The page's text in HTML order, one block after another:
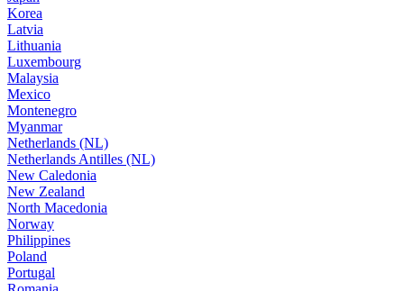
Korea
Latvia
Lithuania
Luxembourg
Malaysia
Mexico
Montenegro
Myanmar
Netherlands (NL)
Netherlands Antilles (NL)
New Caledonia
New Zealand
North Macedonia
Norway
Philippines
Poland
Portugal